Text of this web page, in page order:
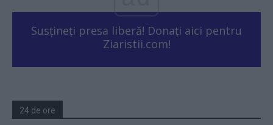
Susțineți presa liberă! Donați aici pentru
Ziaristii.com!
24 de ore